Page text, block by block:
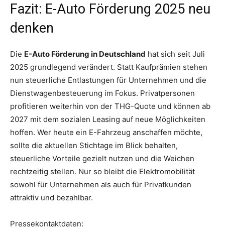
Fazit: E-Auto Förderung 2025 neu
denken
Die E-Auto Förderung in Deutschland hat sich seit Juli
2025 grundlegend verändert. Statt Kaufprämien stehen
nun steuerliche Entlastungen für Unternehmen und die
Dienstwagenbesteuerung im Fokus. Privatpersonen
profitieren weiterhin von der THG-Quote und können ab
2027 mit dem sozialen Leasing auf neue Möglichkeiten
hoffen. Wer heute ein E-Fahrzeug anschaffen möchte,
sollte die aktuellen Stichtage im Blick behalten,
steuerliche Vorteile gezielt nutzen und die Weichen
rechtzeitig stellen. Nur so bleibt die Elektromobilität
sowohl für Unternehmen als auch für Privatkunden
attraktiv und bezahlbar.
Pressekontaktdaten: